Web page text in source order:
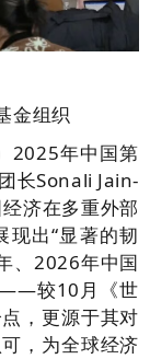
金组织
2025年中国第
长Sonali Jain-
济在多重外部
出“显著的韧
、2026年中国
较10月《世
，更源于其对
，为全球经济